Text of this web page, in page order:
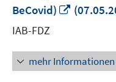
BeCovid)
In
öffnen
IAB-FDZ
mehr Informationen